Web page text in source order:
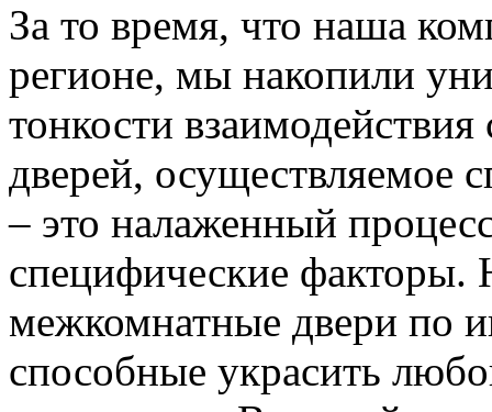
За то время, что наша
регионе, мы накопили
тонкости
дверей, осуществляемое
– это налаженный
специфические
межкомнатные двери по
способные украсить